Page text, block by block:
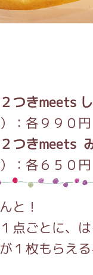
つきmeets
：各９９０円
つきmeets
：各６５０円
と！
点ごとに、
１枚もらえ